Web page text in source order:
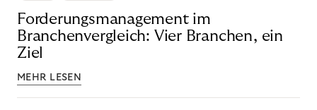
Forderungsmanagement im
Branchenvergleich: Vier Branchen, ein
Ziel
MEHR LESEN